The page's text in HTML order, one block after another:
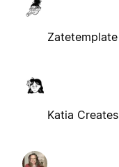
Zatetemplate
Katia Creates